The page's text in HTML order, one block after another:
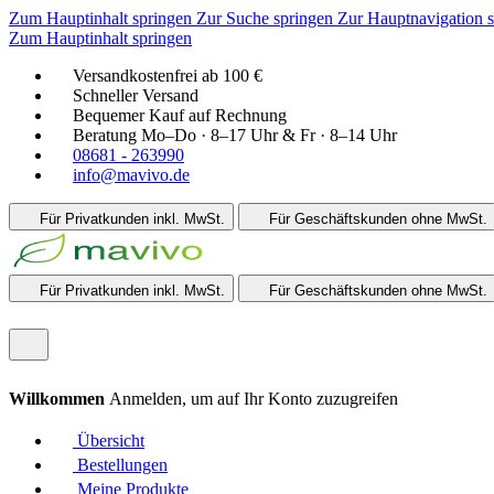
Zum Hauptinhalt springen Zur Suche springen Zur Hauptnavigation
Zum Hauptinhalt springen
Versandkostenfrei ab 100 €
Schneller Versand
Bequemer Kauf auf Rechnung
Beratung Mo–Do · 8–17 Uhr & Fr · 8–14 Uhr
08681 - 263990
info@mavivo.de
Für Privatkunden inkl. MwSt. Für Geschäftskunden ohne MwSt.
Für Privatkunden inkl. MwSt. Für Geschäftskunden ohne MwSt.
Willkommen Anmelden, um auf Ihr Konto zuzugreifen
Übersicht
Bestellungen
Meine Produkte